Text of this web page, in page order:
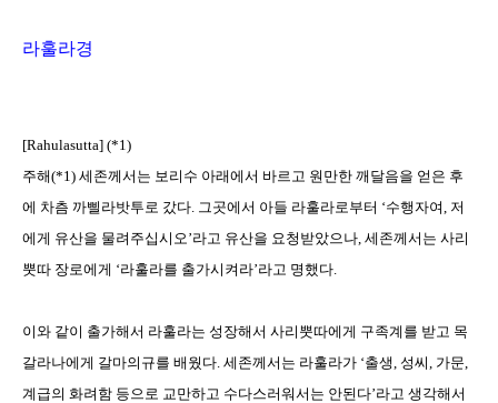
라훌라경
[Rahulasutta] (*1)
주해(*1) 세존께서는 보리수 아래에서 바르고 원만한 깨달음을 얻은 후
에 차츰 까삘라밧투로 갔다. 그곳에서 아들 라훌라로부터 ‘수행자여, 저
에게 유산을 물려주십시오’라고 유산을 요청받았으나, 세존께서는 사리
뿟따 장로에게 ‘라훌라를 출가시켜라’라고 명했다.
이와 같이 출가해서 라훌라는 성장해서 사리뿟따에게 구족계를 받고 목
갈라나에게 갈마의규를 배웠다. 세존께서는 라훌라가 ‘출생, 성씨, 가문,
계급의 화려함 등으로 교만하고 수다스러워서는 안된다’라고 생각해서